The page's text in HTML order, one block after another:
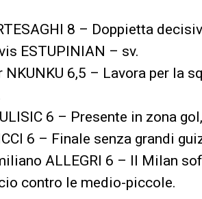
8 – Doppietta
ESTUPINIAN – sv.
NKUNKU 6,5 – Lavora per la
6 – Presente in zona
6 – Finale senza grandi
ALLEGRI 6 – Il Milan
contro le medio-piccole.